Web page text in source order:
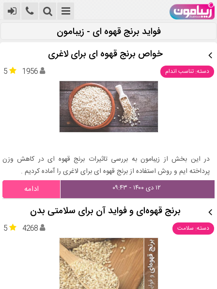
فواید برنج قهوه ای - زیبامون
خواص برنج قهوه ای برای لاغری
دسته: تناسب اندام 5 1956
در این بخش از زیبامون به بررسی تاثیرات برنج قهوه ای در کاهش وزن
پرداخته ایم و روش استفاده از برنج قهوه ای برای لاغری را آماده کردیم .
۱۲ دی ۱۴۰۰ - ۰۹:۴۳ ادامه
برنج قهوه‌ای و فواید آن برای سلامتی بدن
دسته: سلامت 5 4268